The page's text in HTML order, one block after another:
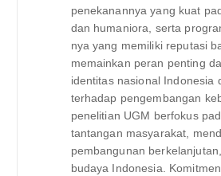
penekanannya yang kuat
dan humaniora, serta
nya yang memiliki reputasi
memainkan peran penting
identitas nasional Indonesia
terhadap pengembangan
penelitian UGM berfokus
tantangan masyarakat,
pembangunan
budaya Indonesia.